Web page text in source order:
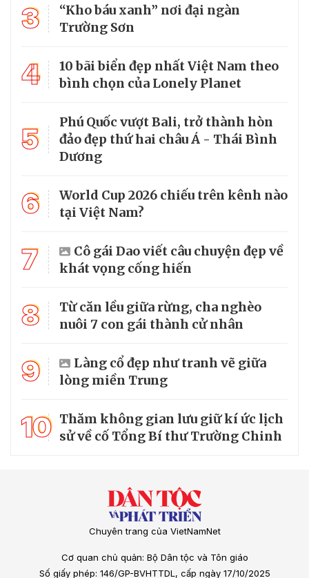
3
“Kho báu xanh” nơi đại ngàn
Trường Sơn
4
10 bãi biển đẹp nhất Việt Nam theo
bình chọn của Lonely Planet
5
Phú Quốc vượt Bali, trở thành hòn
đảo đẹp thứ hai châu Á - Thái Bình
Dương
6
World Cup 2026 chiếu trên kênh nào
tại Việt Nam?
7
Cô gái Dao viết câu chuyện đẹp về
khát vọng cống hiến
8
Từ căn lều giữa rừng, cha nghèo
nuôi 7 con gái thành cử nhân
9
Làng cổ đẹp như tranh vẽ giữa
lòng miền Trung
10 Thăm không gian lưu giữ kí ức lịch
sử về cố Tổng Bí thư Trường Chinh
Chuyên trang của VietNamNet
Cơ quan chủ quản: Bộ Dân tộc và Tôn giáo
Số giấy phép: 146/GP-BVHTTDL, cấp ngày 17/10/2025